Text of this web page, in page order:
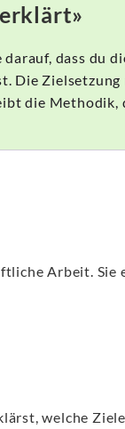
dass du
Die
die Methodik,
Arbeit.
welche